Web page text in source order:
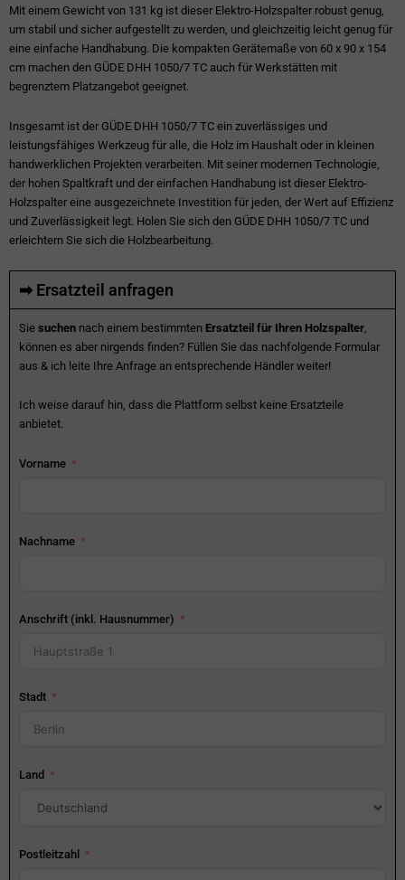
Mit einem Gewicht von 131 kg ist dieser Elektro-Holzspalter robust genug,
um stabil und sicher aufgestellt zu werden, und gleichzeitig leicht genug für
eine einfache Handhabung. Die kompakten Gerätemaße von 60 x 90 x 154
cm machen den GÜDE DHH 1050/7 TC auch für Werkstätten mit
begrenztem Platzangebot geeignet.
Insgesamt ist der GÜDE DHH 1050/7 TC ein zuverlässiges und
leistungsfähiges Werkzeug für alle, die Holz im Haushalt oder in kleinen
handwerklichen Projekten verarbeiten. Mit seiner modernen Technologie,
der hohen Spaltkraft und der einfachen Handhabung ist dieser Elektro-
Holzspalter eine ausgezeichnete Investition für jeden, der Wert auf Effizienz
und Zuverlässigkeit legt. Holen Sie sich den GÜDE DHH 1050/7 TC und
erleichtern Sie sich die Holzbearbeitung.
➡ Ersatzteil anfragen
Sie suchen nach einem bestimmten Ersatzteil für Ihren Holzspalter
können es aber nirgends finden? Füllen Sie das nachfolgende Formular
aus & ich leite Ihre Anfrage an entsprechende Händler weiter!
Ich weise darauf hin, dass die Plattform selbst keine Ersatzteile
anbietet.
Vorname
Nachname
Anschrift (inkl. Hausnummer)
Stadt
Land
Postleitzahl